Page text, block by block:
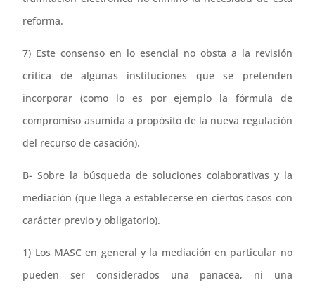
reforma.
7) Este consenso en lo esencial no obsta a la revisión
crítica de algunas instituciones que se pretenden
incorporar (como lo es por ejemplo la fórmula de
compromiso asumida a propósito de la nueva regulación
del recurso de casación).
B- Sobre la búsqueda de soluciones colaborativas y la
mediación (que llega a establecerse en ciertos casos con
carácter previo y obligatorio).
1) Los MASC en general y la mediación en particular no
pueden ser considerados una panacea, ni una